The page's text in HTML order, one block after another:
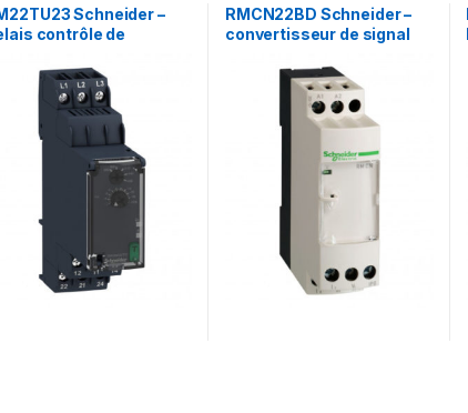
Schneider –
contrôle de
et sous tension
à 480Vca
RMCN22BD Schneider –
convertisseur de signal
– 4 à 20mA – 0 à 10V –
Zelio Analog